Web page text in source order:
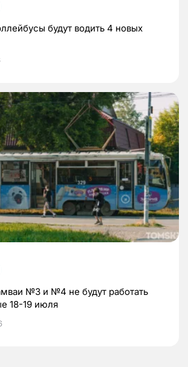
будут водить 4 новых
№3 и №4 не будут работать
18-19 июля